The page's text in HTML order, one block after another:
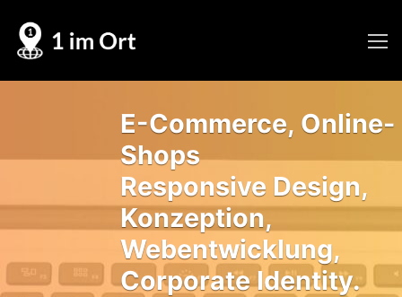
content
E-Commerce, Online-
Shops
Responsive Design,
Konzeption,
Webentwicklung,
Corporate Identity.